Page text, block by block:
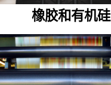
橡胶和有机硅